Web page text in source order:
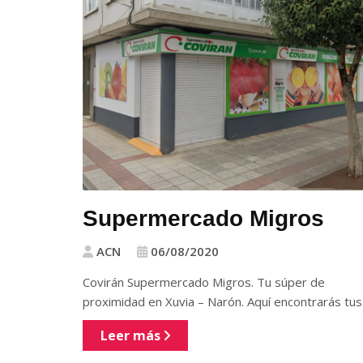
Supermercado Migros
ACN
06/08/2020
Covirán Supermercado Migros. Tu súper de
proximidad en Xuvia – Narón. Aquí encontrarás
Leer más